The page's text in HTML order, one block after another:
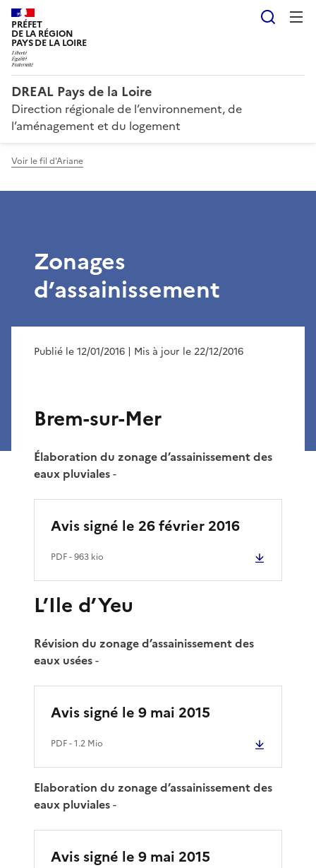
PRÉFET
DE LA RÉGION
PAYS DE LA LOIRE
DREAL Pays de la Loire
Direction régionale de l’environnement, de
l’aménagement et du logement
Voir le fil d'Ariane
Zonages
d’assainissement
Publié le 12/01/2016 | Mis à jour le 22/12/2016
Brem-sur-Mer
Élaboration du zonage d’assainissement des
eaux pluviales-
Avis signé le 26 février 2016
PDF- 963 kio
L’Ile d’Yeu
Révision du zonage d’assainissement des
eaux usées-
Avis signé le 9 mai 2015
PDF- 1.2 Mio
Elaboration du zonage d’assainissement des
eaux pluviales-
Avis signé le 9 mai 2015